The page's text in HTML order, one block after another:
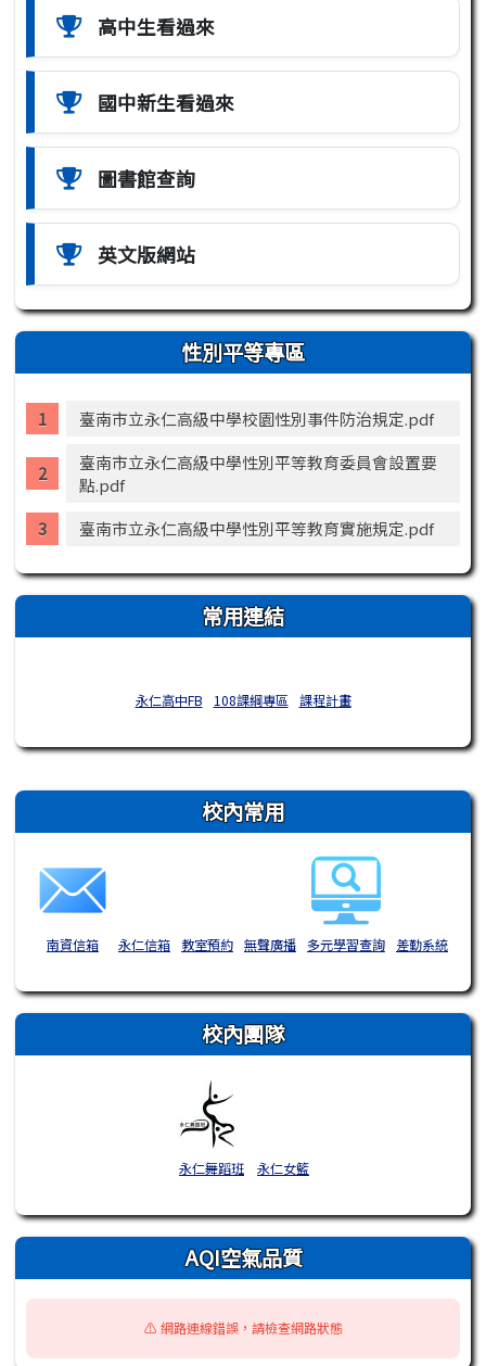
高中生看過來
國中新生看過來
圖書館查詢
英文版網站
性別平等專區
臺南市立永仁高級中學校園性別事件防治規定.pdf
臺南市立永仁高級中學性別平等教育委員會設置要
點.pdf
臺南市立永仁高級中學性別平等教育實施規定.pdf
常用連結
永仁高中FB 108課綱專區 課程計畫
右邊區域內容 校內常用
南資信箱 永仁信箱 教室預約 無聲廣播 多元學習查詢 差勤系統
校內團隊
永仁舞蹈班 永仁女籃
AQI空氣品質
⚠️ 網路連線錯誤，請檢查網路狀態